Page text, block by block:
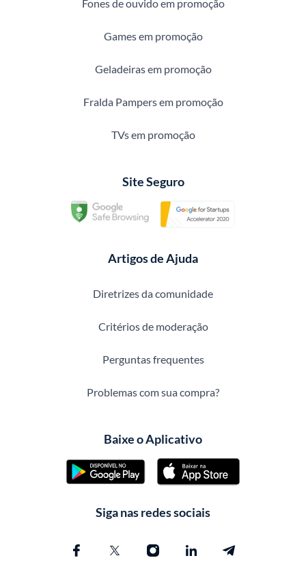
Fones de ouvido em promoção
Games em promoção
Geladeiras em promoção
Fralda Pampers em promoção
TVs em promoção
Site Seguro
Artigos de Ajuda
Diretrizes da comunidade
Critérios de moderação
Perguntas frequentes
Problemas com sua compra?
Baixe o Aplicativo
Siga nas redes sociais